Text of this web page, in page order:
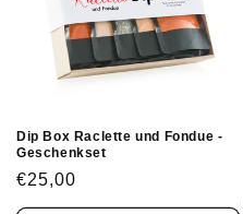
Dip Box Raclette und Fondue -
Geschenkset
Normaler
Preis
€25,00